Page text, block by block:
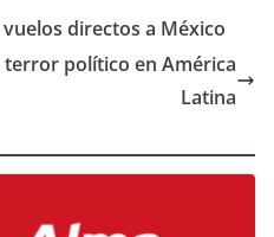
directos a México
político en América
Latina